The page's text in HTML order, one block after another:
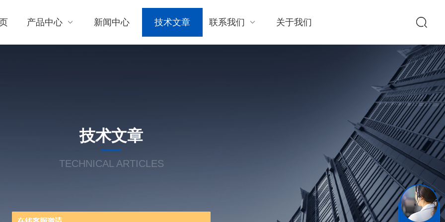
产品中心 新闻中心 技术文章 联系我们 关于我们
技术文章
TECHNICAL ARTICLES